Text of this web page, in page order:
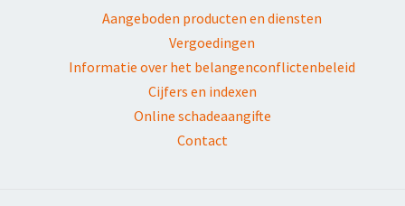
Aangeboden producten en diensten
Vergoedingen
Informatie over het belangenconflictenbeleid
Cijfers en indexen
Online schadeaangifte
Contact